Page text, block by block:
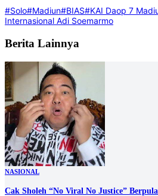
#Solo#Madiun#BIAS#KAI Daop 7
Internasional Adi Soemarmo
Berita Lainnya
NASIONAL
Cak Sholeh “No Viral No Justice”